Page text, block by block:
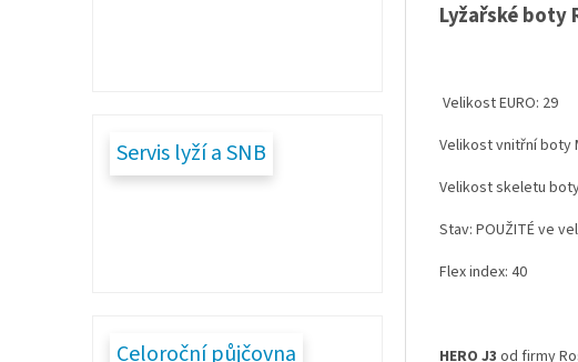
Servis lyží a SNB
Celoroční půjčovna
Lyžařské boty
Velikost EURO: 29
Velikost vnitřní boty
Velikost skeletu
Stav: POUŽITÉ ve
Flex index: 40
HERO J3 od firmy